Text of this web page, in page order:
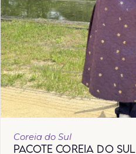
Coreia do Sul
PACOTE COREIA DO SUL